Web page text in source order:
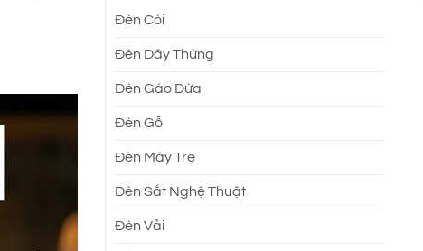
Đèn Cói
Đèn Dây Thừng
Đèn Gáo Dừa
Đèn Gỗ
Đèn Mây Tre
Đèn Sắt Nghệ Thuật
Đèn Vải